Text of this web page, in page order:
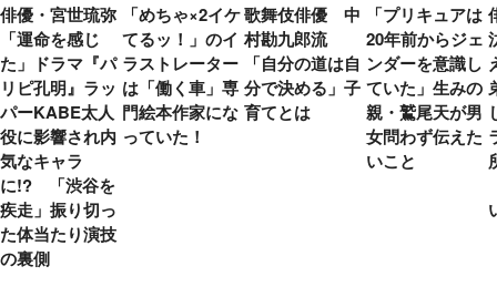
俳優・宮世琉弥
「運命を感じ
た」ドラマ『パ
リピ孔明』ラッ
パーKABE太人
役に影響され内
気なキャラ
に!? 「渋谷を
疾走」振り切っ
た体当たり演技
の裏側
「めちゃ×2イケ
てるッ！」のイ
ラストレーター
は「働く車」専
門絵本作家にな
っていた！
歌舞伎俳優 中
村勘九郎流
「自分の道は自
分で決める」子
育てとは
「プリキュアは
20年前からジェ
ンダーを意識し
ていた」生みの
親・鷲尾天が男
女問わず伝えた
いこと